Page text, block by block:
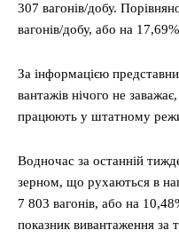
307 вагонів/добу.
вагонів/добу, або на
За інформацією
вантажів нічого не
працюють у штатному
Водночас за останній
зерном, що рухаються в
7 803 вагонів, або на
показник вивантаження